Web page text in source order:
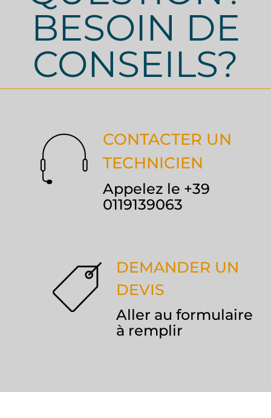
BESOIN DE
CONSEILS?
CONTACTER UN
TECHNICIEN
Appelez le +39
0119139063
DEMANDER UN
DEVIS
Aller au formulaire
à remplir